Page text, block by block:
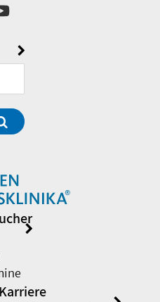
Karriere